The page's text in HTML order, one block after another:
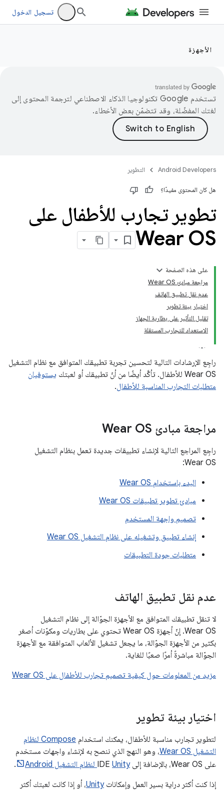
تسجيل الدخول
الأجهزة
تستخدم Google تكنولوجيا الذكاء الاصطناعي لترجمة المحتوى إلى
لغتك المفضّلة، وقد تتضمّن بعض الأخطاء.
Android Developers التطوير
هل كان المحتوى مفيدًا؟
تطوير تجارب للأطفال على
Wear OS
على هذه الصفحة
مراجعة مبادئ Wear OS
عدم نقل تطبيق الهاتف
اختيار بيئة تطوير
تقليل التأثير على بطارية الجهاز
الاستعداد للتجارب المستقلة
راجِع الإرشادات التالية لتحسين تجربة تطبيقك المتوافق مع نظام التشغيل
Wear OS للأطفال. تأكَّد أيضًا من أنّ تطبيقك أو لعبتك
يستوفيان
متطلبات التجارب المناسبة للأطفال.
مراجعة مبادئ Wear OS
راجِع المراجع التالية لإنشاء تطبيقات جديدة تعمل بنظام التشغيل
Wear OS:
البدء باستخدام Wear OS
مبادئ تطوير تطبيقات Wear OS
تصميم واجهة المستخدم
إنشاء تطبيق وتشغيله على نظام التشغيل Wear OS
متطلبات جودة التطبيقات
عدم نقل تطبيق الهاتف
لا تنقل تطبيقك المتوافق مع الأجهزة الجوّالة إلى نظام التشغيل
Wear OS. إنّ أجهزة Wear OS تحتوي على بطاريات ومكوّنات أصغر
بكثير من الأجهزة الجوّالة، ما يجعل تشغيل الألعاب المتوافقة مع الأجهزة
الجوّالة مباشرةً أمرًا صعبًا للغاية.
مزيد من المعلومات حول كيفية تصميم تجارب للأطفال على Wear OS
اختيار بيئة تطوير
لتطوير تجارب مناسبة للأطفال، يمكنك استخدام
Compose لنظام
التشغيل Wear OS
، وهو النهج الذي ننصح به لإنشاء واجهات مستخدم
على Wear OS، بالإضافة إلى IDE
Unity لنظام التشغيل Android
.
إذا كنت أكثر دراية بسير العمل وإمكاناتUnity، أو إذا كانت لعبتك أكثر